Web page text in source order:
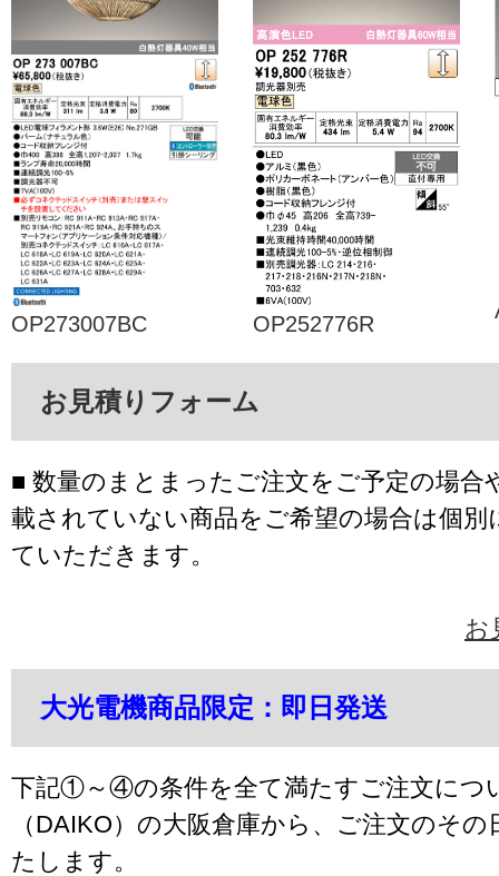
OP273007BC OP252776R
お見積りフォーム
■ 数量のまとまったご注文をご予定の場合
載されていない商品をご希望の場合は個別
ていただきます。
お
大光電機商品限定：即日発送
下記①～④の条件を全て満たすご注文につ
（DAIKO）の大阪倉庫から、ご注文のそ
たします。